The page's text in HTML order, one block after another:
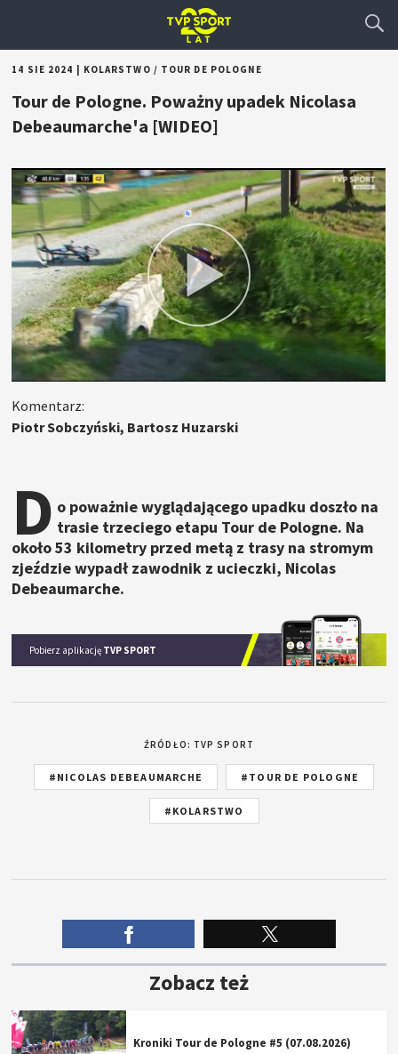
14 SIE 2024 KOLARSTWO / TOUR DE POLOGNE
Tour de Pologne. Poważny upadek Nicolasa
Debeaumarche'a [WIDEO]
Komentarz:
Piotr Sobczyński, Bartosz Huzarski
D o poważnie wyglądającego upadku doszło na
trasie trzeciego etapu Tour de Pologne. Na
około 53 kilometry przed metą z trasy na stromym
zjeździe wypadł zawodnik z ucieczki, Nicolas
Debeaumarche.
Pobierz aplikację TVP SPORT
ŹRÓDŁO: TVP SPORT
#NICOLAS DEBEAUMARCHE #TOUR DE POLOGNE
#KOLARSTWO
Zobacz też
Kroniki Tour de Pologne #5 (07.08.2026)